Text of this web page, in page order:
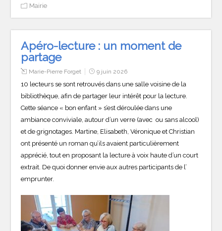
Mairie
Apéro-lecture : un moment de
partage
Marie-Pierre Forget 9 juin 2026
10 lecteurs se sont retrouvés dans une salle voisine de la
bibliothèque, afin de partager leur intérêt pour la lecture.
Cette séance « bon enfant » s’est déroulée dans une
ambiance conviviale, autour d’un verre (avec ou sans alcool)
et de grignotages. Martine, Elisabeth, Véronique et Christian
ont présenté un roman qu’ils avaient particulièrement
apprécié, tout en proposant la lecture à voix haute d’un court
extrait. De quoi donner envie aux autres participants de l’
emprunter.